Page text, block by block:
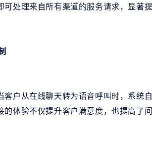
处理来自所有渠道的服务请求，显著
客户从在线聊天转为语音呼叫时，系统
体验不仅提升客户满意度，也提高了问